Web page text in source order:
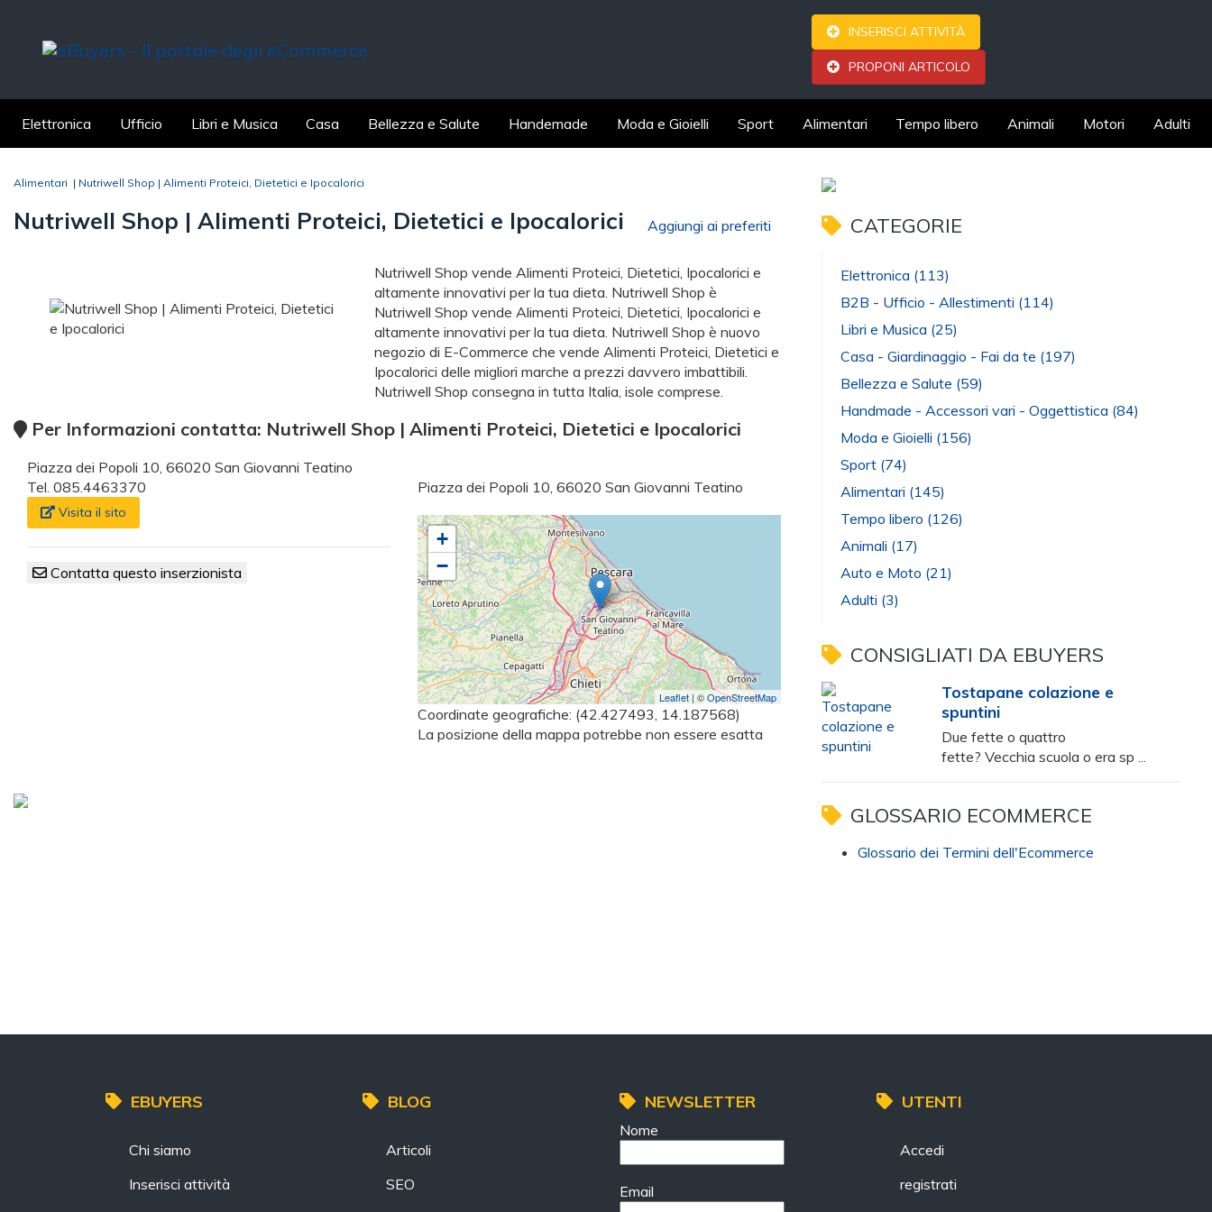
INSERISCI ATTIVITÀ
PROPONI ARTICOLO
Elettronica Ufficio Libri e Musica Casa Bellezza e Salute Handemade Moda e Gioielli Sport Alimentari Tempo libero Animali Motori Adulti
Alimentari | Nutriwell Shop | Alimenti Proteici, Dietetici e Ipocalorici
Nutriwell Shop | Alimenti Proteici, Dietetici e Ipocalorici Aggiungi ai preferiti
Nutriwell Shop vende Alimenti Proteici, Dietetici, Ipocalorici e
altamente innovativi per la tua dieta. Nutriwell Shop è
Nutriwell Shop vende Alimenti Proteici, Dietetici, Ipocalorici e
altamente innovativi per la tua dieta. Nutriwell Shop è nuovo
negozio di E-Commerce che vende Alimenti Proteici, Dietetici e
Ipocalorici delle migliori marche a prezzi davvero imbattibili.
Nutriwell Shop consegna in tutta Italia, isole comprese.
Per Informazioni contatta: Nutriwell Shop | Alimenti Proteici, Dietetici e Ipocalorici
Piazza dei Popoli 10, 66020 San Giovanni Teatino
Tel. 085.4463370
Visita il sito
Contatta questo inserzionista
Piazza dei Popoli 10, 66020 San Giovanni Teatino
+
−
Leaflet | ©OpenStreetMap
Coordinate geografiche: (42.427493, 14.187568)
La posizione della mappa potrebbe non essere esatta
CATEGORIE
Elettronica (113)
B2B - Ufficio - Allestimenti (114)
Libri e Musica (25)
Casa - Giardinaggio - Fai da te (197)
Bellezza e Salute (59)
Handmade - Accessori vari - Oggettistica (84)
Moda e Gioielli (156)
Sport (74)
Alimentari (145)
Tempo libero (126)
Animali (17)
Auto e Moto (21)
Adulti (3)
CONSIGLIATI DA EBUYERS
Tostapane colazione e
spuntini
Due fette o quattro
fette? Vecchia scuola o era sp ...
GLOSSARIO ECOMMERCE
Glossario dei Termini dell'Ecommerce
EBUYERS
Chi siamo
Inserisci attività
BLOG
Articoli
SEO
NEWSLETTER
Nome
Email
UTENTI
Accedi
registrati